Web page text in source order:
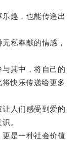
趣，也能传递出
私奉献的情感，
其中，将自己的
快乐传递给更多
人们感受到爱的
。
是一种社会价值